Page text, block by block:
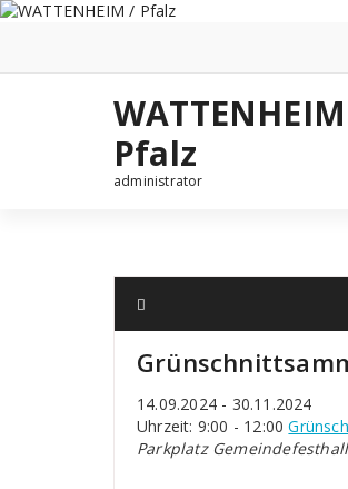
Zum
Pfalz
administrator
14.09.2024 - 30.11.2024
Uhrzeit: 9:00 - 12:00
Parkplatz